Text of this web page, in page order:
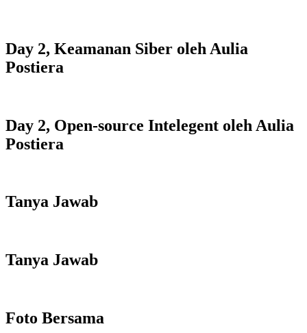
Day 2, Keamanan Siber oleh Aulia
Postiera
Day 2, Open-source Intelegent oleh Aulia
Postiera
Tanya Jawab
Tanya Jawab
Foto Bersama